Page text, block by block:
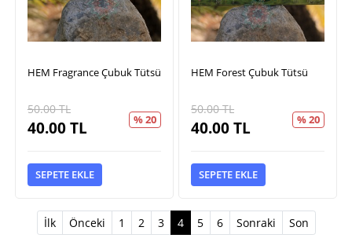
HEM Fragrance Çubuk Tütsü
50.00TL
40.00TL % 20
SEPETE EKLE
HEM Forest Çubuk Tütsü
50.00TL
40.00TL % 20
SEPETE EKLE
İlk Önceki 1 2 3 4(current)
5 6 Sonraki Son